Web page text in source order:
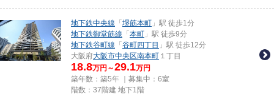
地下鉄中央線 「 堺筋本町 」駅 徒歩1分
地下鉄御堂筋線 「 本町 」駅 徒歩9分
地下鉄谷町線 「 谷町四丁目 」駅 徒歩12分
大阪府大阪市中央区南本町 １丁目
18.8万円～29.1万円
築年数：築5年 ｜募集中： 6室
階数：37階建 地下1階